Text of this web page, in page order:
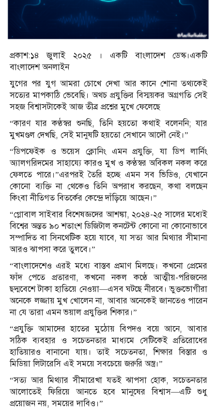
প্রকাশ:১৪ জুলাই ২০২৫ । একটি বাংলাদেশ ডেস্ক।একটি
বাংলাদেশ অনলাইন
যুগের পর যুগ আমরা চোখে দেখা আর কানে শোনা তথ্যকেই
সত্যের মাপকাঠি ভেবেছি। অথচ প্রযুক্তির বিস্ময়কর অগ্রগতি সেই
সহজ বিশ্বাসটাকেই আজ তীব্র প্রশ্নের মুখে ফেলেছে
“কারণ যার কণ্ঠস্বর শুনছি, তিনি হয়তো কথাই বলেননি; যার
মুখমণ্ডল দেখছি, সেই মানুষটি হয়তো সেখানে আদৌ নেই।”
“ডিপফেইক ও ভয়েস ক্লোনিং এমন প্রযুক্তি, যা ডিপ লার্নিং
অ্যালগরিদমের সাহায্যে কারও মুখ ও কণ্ঠস্বর অবিকল নকল করে
ফেলতে পারে।”এরপরই তৈরি হচ্ছে এমন সব ভিডিও, যেখানে
কোনো ব্যক্তি না থেকেও তিনি অপরাধ করছেন, কথা বলছেন
কিংবা নীতিগত বিতর্কের কেন্দ্রে দাঁড়িয়ে আছেন।”
“গ্লোবাল সাইবার বিশেষজ্ঞদের আশঙ্কা, ২০২৪-২৫ সালের মধ্যেই
বিশ্বের অন্তত ৯০ শতাংশ ডিজিটাল কনটেন্ট কোনো না কোনোভাবে
সম্পাদিত বা সিনথেটিক হয়ে যাবে, যা সত্য আর মিথ্যার সীমানা
আরও ঝাপসা করে তুলবে।”
“বাংলাদেশেও এরই মধ্যে বাস্তব প্রমাণ মিলছে। কখনো প্রেমের
ফাঁদ পেতে প্রতারণা, কখনো নকল কণ্ঠে আত্মীয়-পরিজনের
ছদ্মবেশে টাকা হাতিয়ে নেওয়া—এসব ঘটছে নীরবে। ভুক্তভোগীরা
অনেকে লজ্জায় মুখ খোলেন না, আবার অনেকেই জানতেও পারেন
না যে তারা এমন ভয়াল প্রযুক্তির শিকার।”
“প্রযুক্তি আমাদের হাতের মুঠোয় বিপদও বয়ে আনে, আবার
সঠিক ব্যবহার ও সচেতনতার মাধ্যমে সেটিকেই প্রতিরোধের
হাতিয়ারও বানানো যায়। তাই সচেতনতা, শিক্ষার বিস্তার ও
মিডিয়া লিটারেসি এই সময়ে সবচেয়ে জরুরি অস্ত্র।”
“সত্য আর মিথ্যার সীমারেখা যতই ঝাপসা হোক, সচেতনতার
আলোতেই ফিরিয়ে আনতে হবে মানুষের বিশ্বাস—এটি শুধু
প্রয়োজন নয়, সময়ের দাবিও।”